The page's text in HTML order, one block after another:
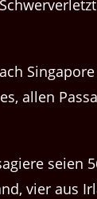
allen
seien
vier aus